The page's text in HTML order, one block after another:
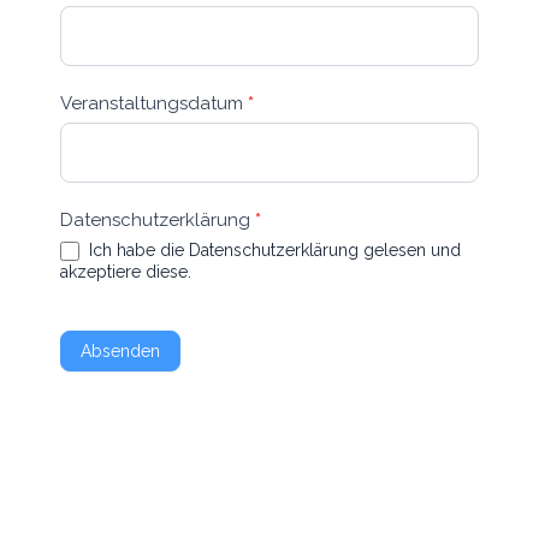
Veranstaltungsdatum *
Datenschutzerklärung *
Ich habe die Datenschutzerklärung gelesen und
akzeptiere diese.
Absenden